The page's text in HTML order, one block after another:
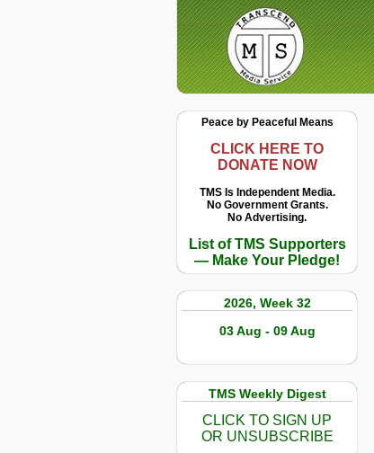
Peace by Peaceful Means
CLICK HERE TO
DONATE NOW
TMS Is Independent Media.
No Government Grants.
No Advertising.
List of TMS Supporters
— Make Your Pledge!
2026, Week 32
03 Aug - 09 Aug
TMS Weekly Digest
CLICK TO SIGN UP
OR UNSUBSCRIBE